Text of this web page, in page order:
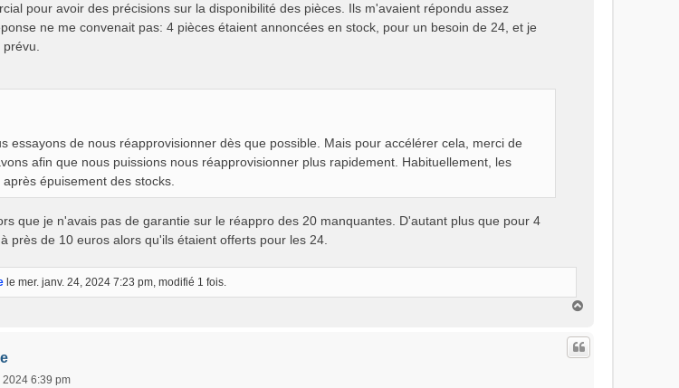
pour avoir des précisions sur la disponibilité des pièces. Ils m'avaient répondu assez
ne me convenait pas: 4 pièces étaient annoncées en stock, pour un besoin de 24, et je
essayons de nous réapprovisionner dès que possible. Mais pour accélérer cela, merci de
afin que nous puissions nous réapprovisionner plus rapidement. Habituellement, les
épuisement des stocks.
que je n'avais pas de garantie sur le réappro des 20 manquantes. D'autant plus que pour 4
près de 10 euros alors qu'ils étaient offerts pour les 24.
le mer. janv. 24, 2024 7:23 pm, modifié 1 fois.
u
2024 6:39 pm